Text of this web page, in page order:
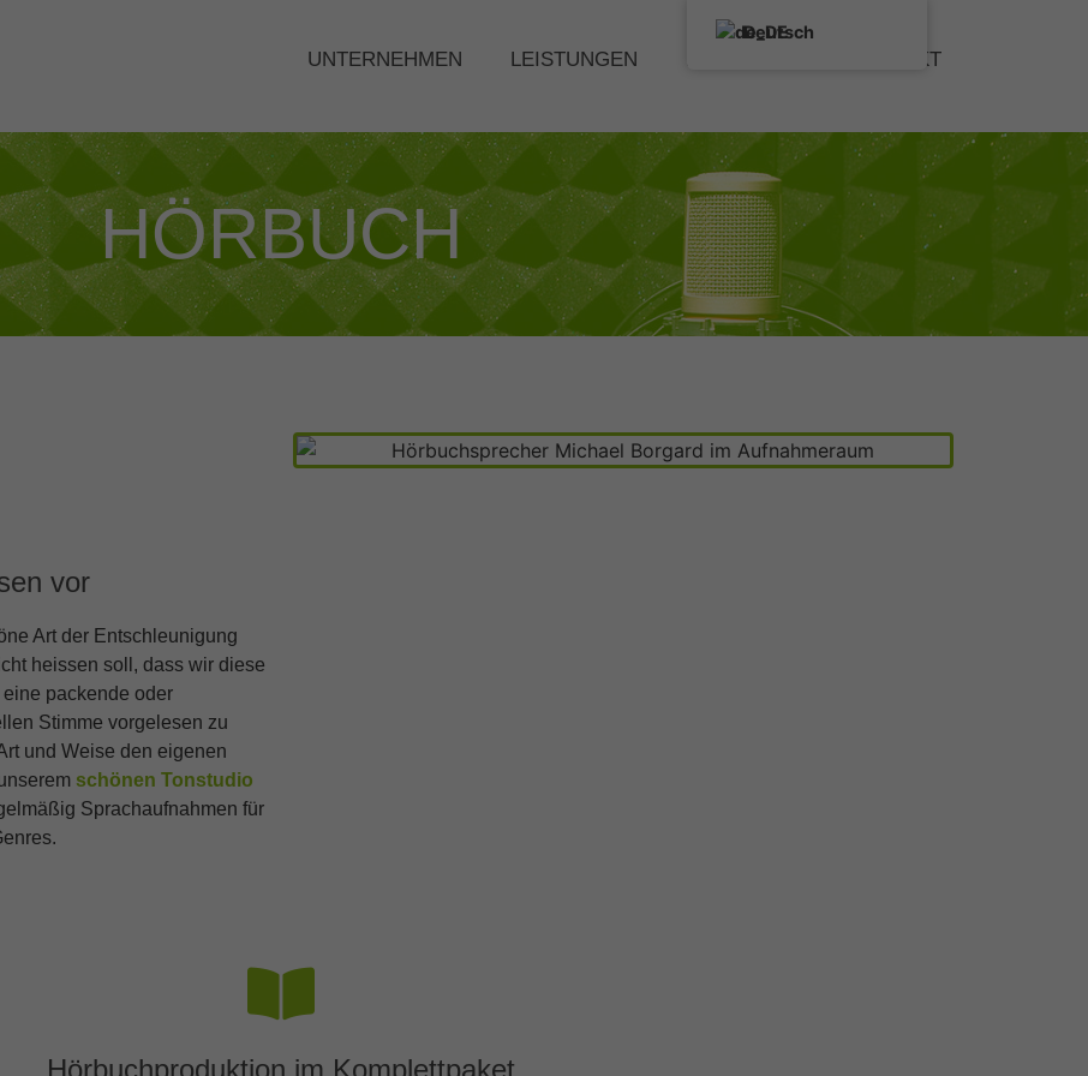
UNTERNEHMEN LEISTUNGEN KONTAKT
HÖRBUCH
vor
Art der Entschleunigung
heissen soll, dass wir diese
packende oder
Stimme vorgelesen zu
und Weise den eigenen
schönen Tonstudio
Sprachaufnahmen für
Deutsch